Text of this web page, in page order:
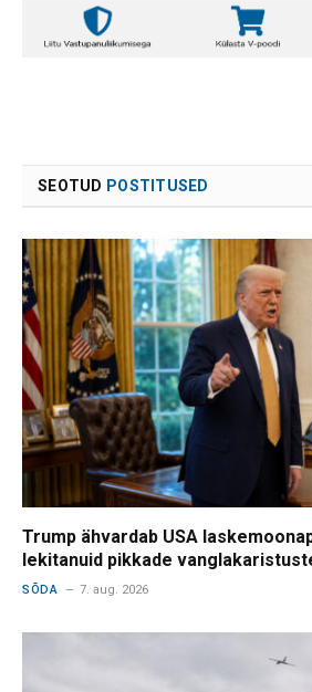
SEOTUD POSTITUSED
Trump ähvardab USA
lekitanuid pikkade
SÕDA 7. aug. 2026